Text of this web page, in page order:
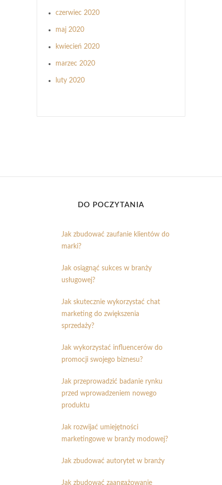
czerwiec 2020
maj 2020
kwiecień 2020
marzec 2020
luty 2020
DO POCZYTANIA
Jak zbudować zaufanie klientów do
marki?
Jak osiągnąć sukces w branży
usługowej?
Jak skutecznie wykorzystać chat
marketing do zwiększenia
sprzedaży?
Jak wykorzystać influencerów do
promocji swojego biznesu?
Jak przeprowadzić badanie rynku
przed wprowadzeniem nowego
produktu
Jak rozwijać umiejętności
marketingowe w branży modowej?
Jak zbudować autorytet w branży
Jak zbudować zaangażowanie